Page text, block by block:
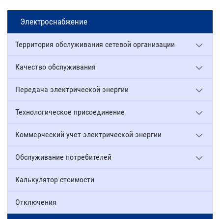
Электроснабжение
Территория обслуживания сетевой организации
Качество обслуживания
Передача электрической энергии
Технологическое присоединение
Коммерческий учет электрической энергии
Обслуживание потребителей
Калькулятор стоимости
Отключения